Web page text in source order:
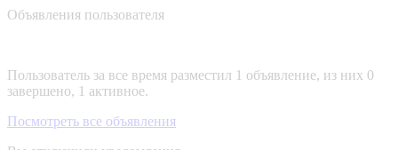
Объявления пользователя
Пользователь за все время разместил 1 объявление, из них 0
завершено, 1 активное.
Посмотреть все объявления